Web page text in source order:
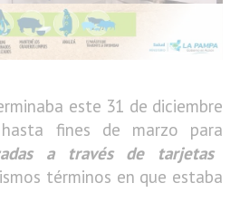
este 31 de diciembre
fines de marzo para
a través de tarjetas
términos en que estaba